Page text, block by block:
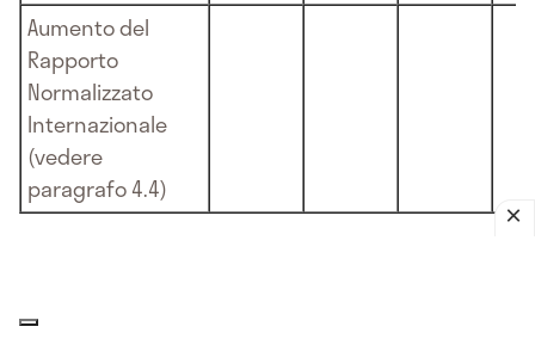
Aumento del
Rapporto
Normalizzato
Internazionale
(vedere
paragrafo 4.4)
exenatide a rilascio prolungato n=2868 totale